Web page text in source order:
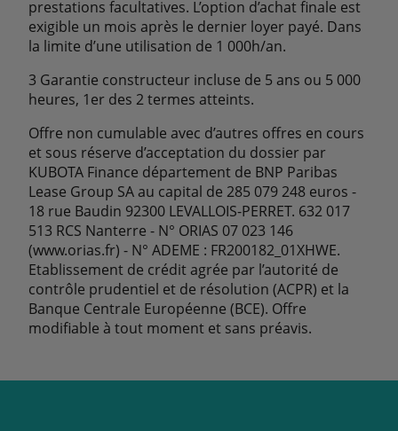
prestations facultatives. L’option d’achat finale est
exigible un mois après le dernier loyer payé. Dans
la limite d’une utilisation de 1 000h/an.
3 Garantie constructeur incluse de 5 ans ou 5 000
heures, 1er des 2 termes atteints.
Offre non cumulable avec d’autres offres en cours
et sous réserve d’acceptation du dossier par
KUBOTA Finance département de BNP Paribas
Lease Group SA au capital de 285 079 248 euros -
18 rue Baudin 92300 LEVALLOIS-PERRET. 632 017
513 RCS Nanterre - N° ORIAS 07 023 146
(www.orias.fr) - N° ADEME : FR200182_01XHWE.
Etablissement de crédit agrée par l’autorité de
contrôle prudentiel et de résolution (ACPR) et la
Banque Centrale Européenne (BCE). Offre
modifiable à tout moment et sans préavis.